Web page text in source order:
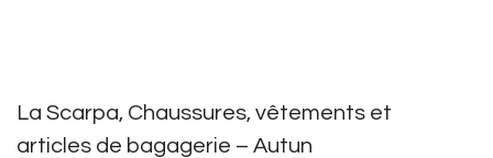
La Scarpa, Chaussures, vêtements et
articles de bagagerie – Autun